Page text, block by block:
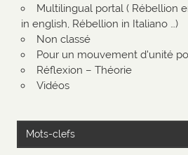
Multilingual portal ( Rébellion
in english, Rébellion in Italiano …)
Non classé
Pour un mouvement d'unité
Réflexion – Théorie
Vidéos
Mots-clefs